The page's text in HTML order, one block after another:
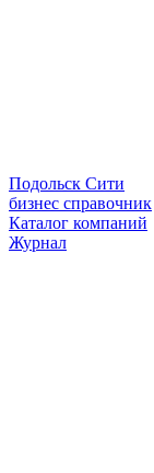
Подольск Сити
бизнес справочник
Каталог компаний
Журнал